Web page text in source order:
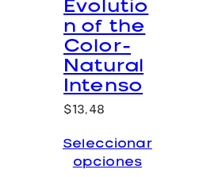
Evolutio
n of the
Color-
Natural
Intenso
$13,48
Seleccionar
opciones